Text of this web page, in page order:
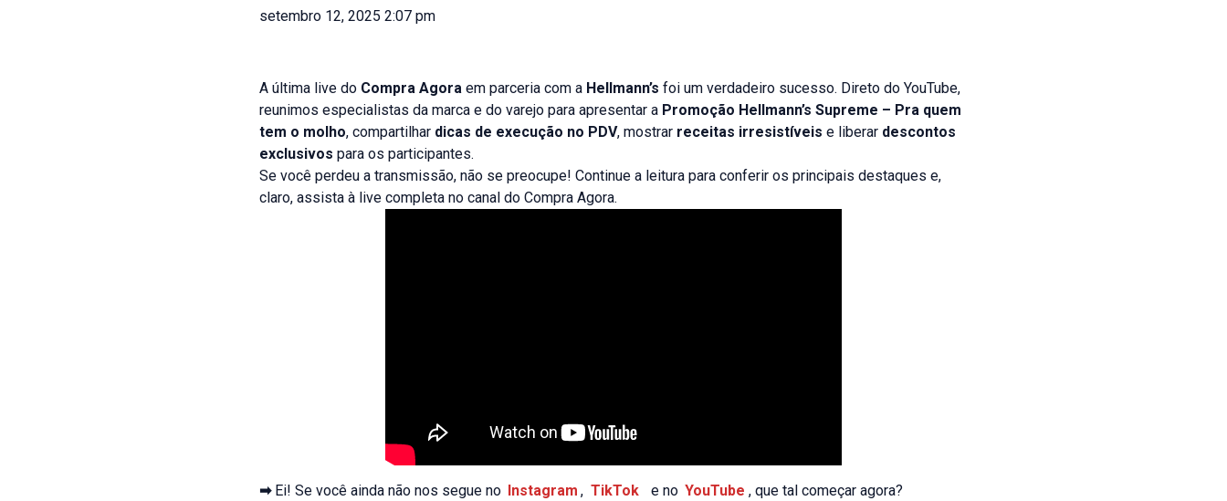
setembro 12, 2025 2:07 pm
A última live do Compra Agora em parceria com a Hellmann’s foi um verdadeiro sucesso. Direto do YouTube,
reunimos especialistas da marca e do varejo para apresentar a Promoção Hellmann’s Supreme – Pra quem
tem o molho, compartilhar dicas de execução no PDV, mostrar receitas irresistíveis e liberar descontos
exclusivos para os participantes.
Se você perdeu a transmissão, não se preocupe! Continue a leitura para conferir os principais destaques e,
claro, assista à live completa no canal do Compra Agora.
➡ Ei! Se você ainda não nos segue no Instagram , TikTok e no YouTube , que tal começar agora?